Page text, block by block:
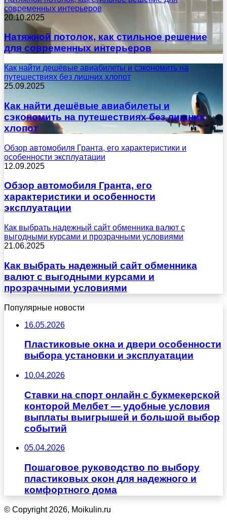
современных интерьеров
20.10.2025
Натяжной потолок, как стильное решение
для современных интерьеров
Как найти дешёвые авиабилеты и сэкономить на
путешествиях без лишних хлопот
25.09.2025
Как найти дешёвые авиабилеты и
сэкономить на путешествиях без лишних
хлопот
Обзор автомобиля Гранта, его характеристики и
особенности эксплуатации
12.09.2025
Обзор автомобиля Гранта, его
характеристики и особенности
эксплуатации
Как выбрать надежный сайт обменника валют с
выгодными курсами и прозрачными условиями
21.06.2025
Как выбрать надежный сайт обменника
валют с выгодными курсами и
прозрачными условиями
Популярные новости
16.05.2026
Пластиковые окна и двери особенности
выбора установки и эксплуатации
10.04.2026
Ставки на спорт онлайн с букмекерской
конторой Мелбет — удобные условия
выплаты выигрышей и большой выбор
событий
05.04.2026
Пошаговое руководство по выбору
пластиковых окон для надежного и
комфортного дома
© Copyright 2026, Moikulin.ru